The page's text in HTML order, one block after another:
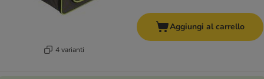
4 varianti
Aggiungi al carrello